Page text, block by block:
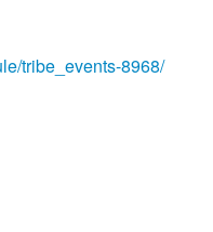
tribe_events-8968/